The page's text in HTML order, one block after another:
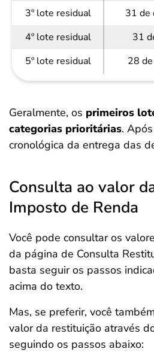
3º lote residual
31 de
4º lote residual
31
5º lote residual
28
Geralmente, os primeiros
categorias prioritárias.
cronológica da entrega das
Consulta ao valor
Imposto de Renda
Você pode consultar os
da página de Consulta
basta seguir os passos
acima do texto.
Mas, se preferir, você
valor da restituição através
seguindo os passos abaixo: